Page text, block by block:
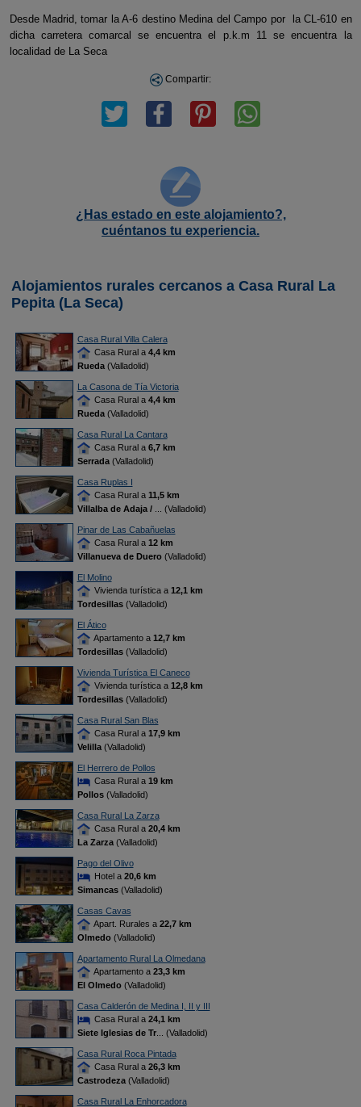
Desde Madrid, tomar la A-6 destino Medina del Campo por la CL-610 en
dicha carretera comarcal se encuentra el p.k.m 11 se encuentra la
localidad de La Seca
Compartir:
¿Has estado en este alojamiento?,
cuéntanos tu experiencia.
Alojamientos rurales cercanos a Casa Rural La
Pepita (La Seca)
Casa Rural Villa Calera
Casa Rural a 4,4 km
Rueda(Valladolid)
La Casona de Tía Victoria
Casa Rural a 4,4 km
Rueda(Valladolid)
Casa Rural La Cantara
Casa Rural a 6,7 km
Serrada(Valladolid)
Casa Ruplas I
Casa Rural a 11,5 km
Villalba de Adaja /
... (Valladolid)
Pinar de Las Cabañuelas
Casa Rural a 12 km
Villanueva de Duero(Valladolid)
El Molino
Vivienda turística a 12,1 km
Tordesillas(Valladolid)
El Ático
Apartamento a 12,7 km
Tordesillas(Valladolid)
Vivienda Turística El Caneco
Vivienda turística a 12,8 km
Tordesillas(Valladolid)
Casa Rural San Blas
Casa Rural a 17,9 km
Velilla(Valladolid)
El Herrero de Pollos
Casa Rural a 19 km
Pollos(Valladolid)
Casa Rural La Zarza
Casa Rural a 20,4 km
La Zarza(Valladolid)
Pago del Olivo
Hotel a 20,6 km
Simancas(Valladolid)
Casas Cavas
Apart. Rurales a 22,7 km
Olmedo(Valladolid)
Apartamento Rural La Olmedana
Apartamento a 23,3 km
El Olmedo(Valladolid)
Casa Calderón de Medina I, II y III
Casa Rural a 24,1 km
Siete Iglesias de Tr... (Valladolid)
Casa Rural Roca Pintada
Casa Rural a 26,3 km
Castrodeza(Valladolid)
Casa Rural La Enhorcadora